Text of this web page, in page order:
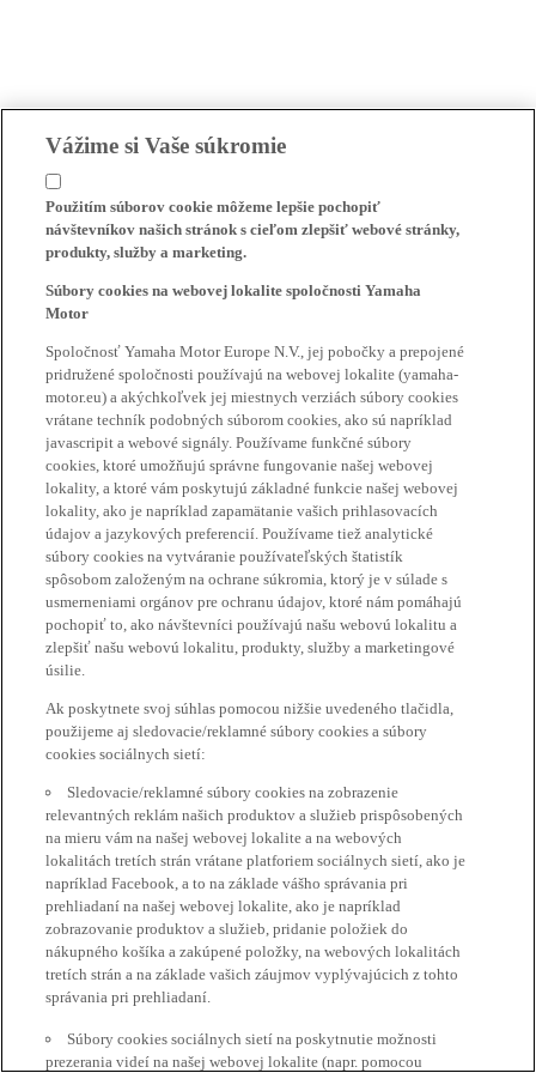
Vážime si Vaše súkromie
Použitím súborov cookie môžeme lepšie pochopiť
návštevníkov našich stránok s cieľom zlepšiť webové stránky,
produkty, služby a marketing.
Súbory cookies na webovej lokalite spoločnosti Yamaha
Motor
Spoločnosť Yamaha Motor Europe N.V., jej pobočky a prepojené
pridružené spoločnosti používajú na webovej lokalite (yamaha-
motor.eu) a akýchkoľvek jej miestnych verziách súbory cookies
vrátane techník podobných súborom cookies, ako sú napríklad
javascripit a webové signály. Používame funkčné súbory
cookies, ktoré umožňujú správne fungovanie našej webovej
lokality, a ktoré vám poskytujú základné funkcie našej webovej
lokality, ako je napríklad zapamätanie vašich prihlasovacích
údajov a jazykových preferencií. Používame tiež analytické
súbory cookies na vytváranie používateľských štatistík
spôsobom založeným na ochrane súkromia, ktorý je v súlade s
usmerneniami orgánov pre ochranu údajov, ktoré nám pomáhajú
pochopiť to, ako návštevníci používajú našu webovú lokalitu a
zlepšiť našu webovú lokalitu, produkty, služby a marketingové
úsilie.
Ak poskytnete svoj súhlas pomocou nižšie uvedeného tlačidla,
použijeme aj sledovacie/reklamné súbory cookies a súbory
cookies sociálnych sietí:
Sledovacie/reklamné súbory cookies na zobrazenie
relevantných reklám našich produktov a služieb prispôsobených
na mieru vám na našej webovej lokalite a na webových
lokalitách tretích strán vrátane platforiem sociálnych sietí, ako je
napríklad Facebook, a to na základe vášho správania pri
prehliadaní na našej webovej lokalite, ako je napríklad
zobrazovanie produktov a služieb, pridanie položiek do
nákupného košíka a zakúpené položky, na webových lokalitách
tretích strán a na základe vašich záujmov vyplývajúcich z tohto
správania pri prehliadaní.
Súbory cookies sociálnych sietí na poskytnutie možnosti
prezerania videí na našej webovej lokalite (napr. pomocou